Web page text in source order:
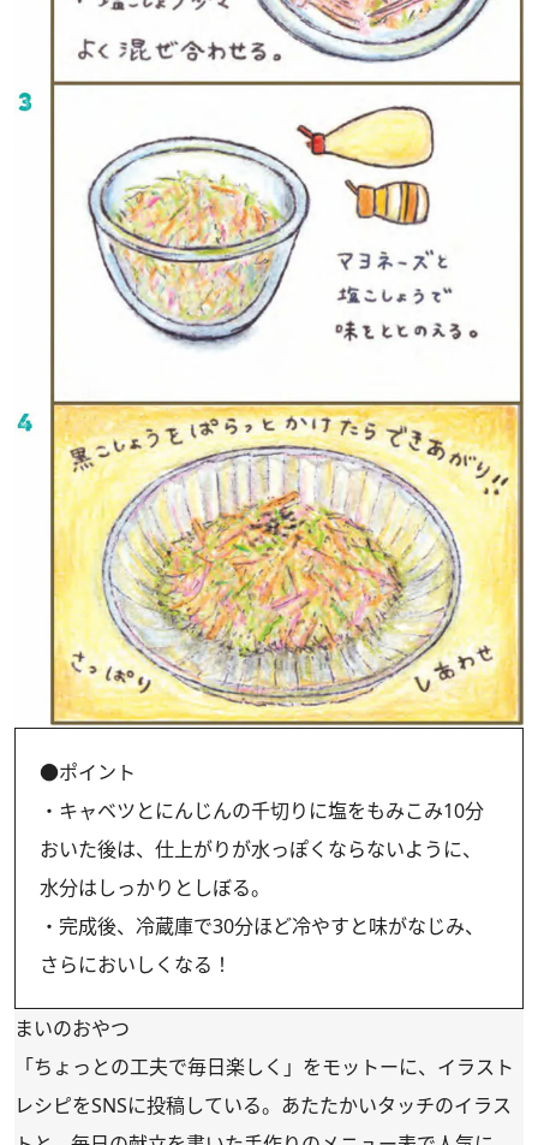
●ポイント
・キャベツとにんじんの千切りに塩をもみこみ10分
おいた後は、仕上がりが水っぽくならないように、
水分はしっかりとしぼる。
・完成後、冷蔵庫で30分ほど冷やすと味がなじみ、
さらにおいしくなる！
まいのおやつ
「ちょっとの工夫で毎日楽しく」をモットーに、イラスト
レシピをSNSに投稿している。あたたかいタッチのイラス